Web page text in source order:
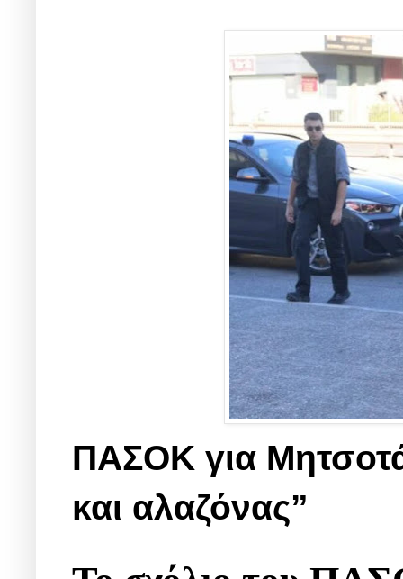
ΠΑΣΟΚ για
και αλαζόνας”